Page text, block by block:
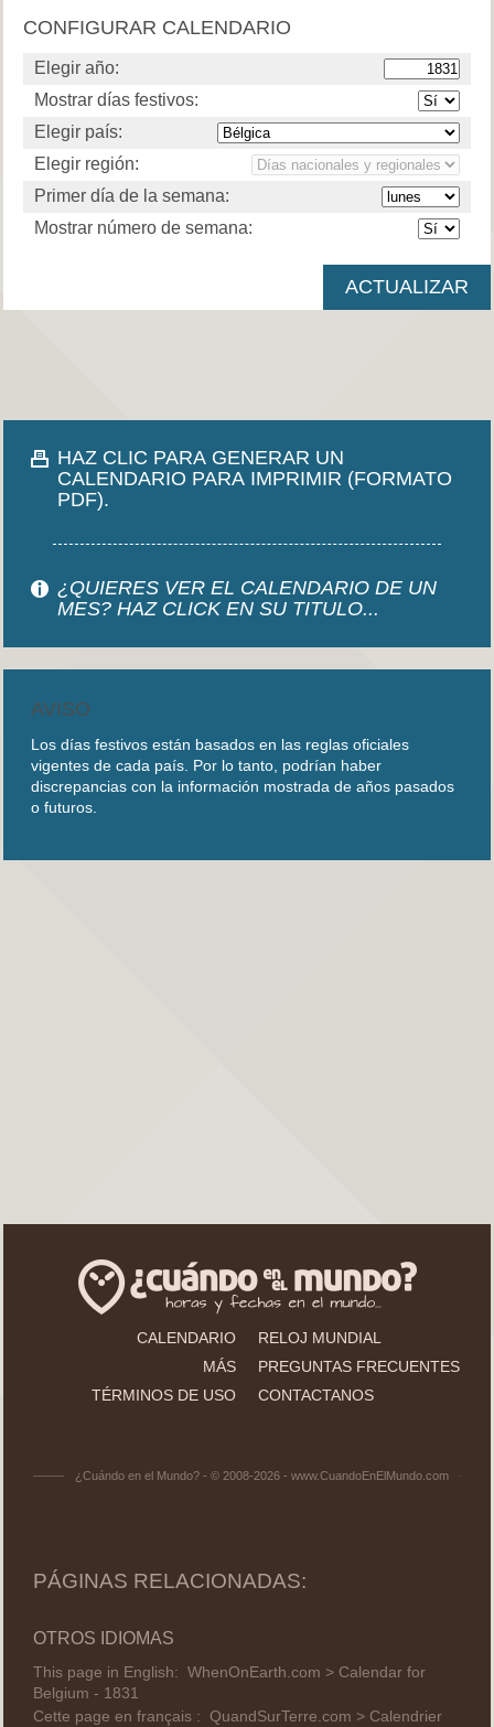
CONFIGURAR CALENDARIO
Elegir año:
Mostrar días festivos:
Elegir país:
Elegir región:
Primer día de la semana:
Mostrar número de semana:
HAZ CLIC PARA GENERAR UN
CALENDARIO PARA IMPRIMIR (FORMATO
PDF).
¿QUIERES VER EL CALENDARIO DE UN
MES? HAZ CLICK EN SU TITULO...
AVISO
Los días festivos están basados en las reglas oficiales
vigentes de cada país. Por lo tanto, podrían haber
discrepancias con la información mostrada de años pasados
o futuros.
CALENDARIO
RELOJ MUNDIAL
MÁS
PREGUNTAS FRECUENTES
TÉRMINOS DE USO
CONTACTANOS
¿Cuándo en el Mundo? - © 2008-2026 - www.CuandoEnElMundo.com
PÁGINAS RELACIONADAS:
OTROS IDIOMAS
This page in English: WhenOnEarth.com > Calendar for
Belgium - 1831
Cette page en français : QuandSurTerre.com > Calendrier